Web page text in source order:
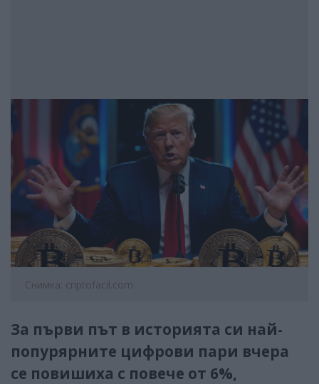
Снимка: criptofacil.com
За първи път в историята си най-
попурярните цифрови пари вчера
се повишиха с повече от 6%,